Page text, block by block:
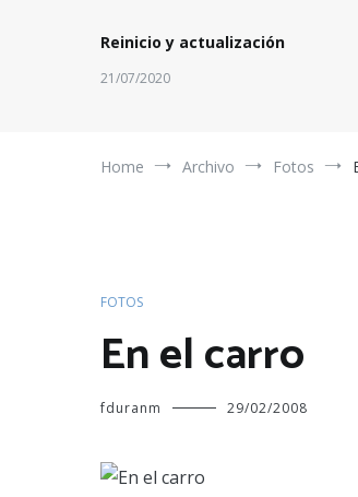
Reinicio y actualización
21/07/2020
Home Archivo Fotos
FOTOS
En el carro
fduranm 29/02/2008